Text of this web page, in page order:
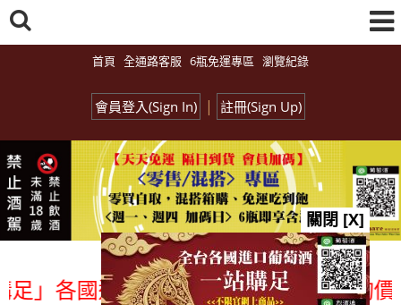
首頁 全通路客服 6瓶免運專區 瀏覽紀錄
會員登入(Sign In) | 註冊(Sign Up)
國進口酒類商品 專業詢(尋)酒詢價零
關閉 [X]